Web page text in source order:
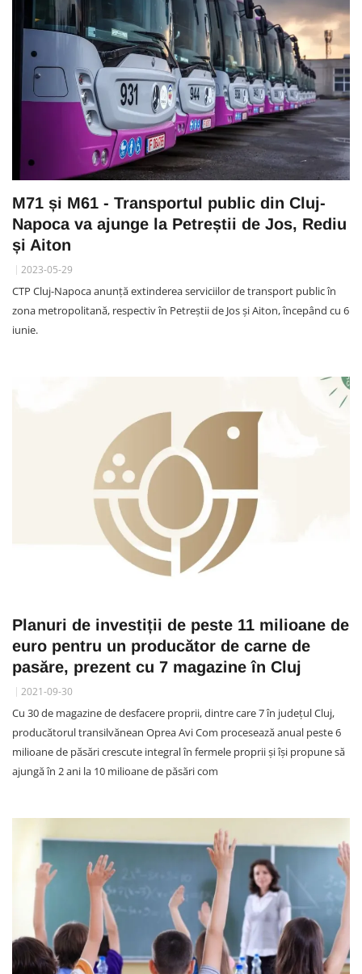
M71 și M61 - Transportul public din Cluj-
Napoca va ajunge la Petreștii de Jos, Rediu
și Aiton
2023-05-29
CTP Cluj-Napoca anunță extinderea serviciilor de transport public în
zona metropolitană, respectiv în Petreștii de Jos și Aiton, începând cu 6
iunie.
Planuri de investiții de peste 11 milioane de
euro pentru un producător de carne de
pasăre, prezent cu 7 magazine în Cluj
2021-09-30
Cu 30 de magazine de desfacere proprii, dintre care 7 în județul Cluj,
producătorul transilvănean Oprea Avi Com procesează anual peste 6
milioane de păsări crescute integral în fermele proprii și își propune să
ajungă în 2 ani la 10 milioane de păsări com